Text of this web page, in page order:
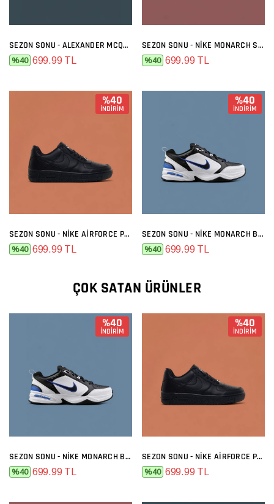
SEZON SONU - ALEXANDER MCQUEEN SIYAH BEYAZ
%40 699.99 TL
SEZON SONU - NIKE MONARCH SIYAH BEYAZ
%40 699.99 TL
%40
İNDİRİM
SEZON SONU - NIKE AIRFORCE PREMIUM SIYAH
%40 699.99 TL
%40
İNDİRİM
SEZON SONU - NIKE MONARCH BEYAZ LACI
%40 699.99 TL
ÇOK SATAN ÜRÜNLER
%40
İNDİRİM
SEZON SONU - NIKE MONARCH BEYAZ LACI
%40 699.99 TL
%40
İNDİRİM
SEZON SONU - NIKE AIRFORCE PREMIUM SIYAH
%40 699.99 TL